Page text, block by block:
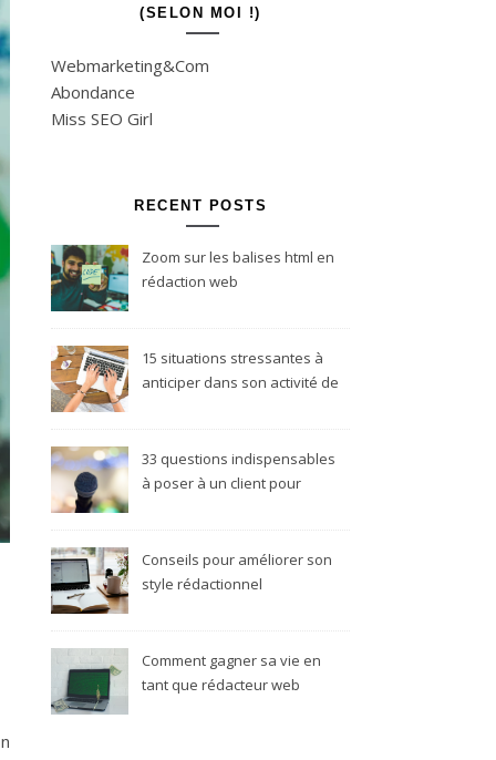
(SELON MOI !)
Webmarketing&Com
Abondance
Miss SEO Girl
RECENT POSTS
Zoom sur les balises html en
rédaction web
15 situations stressantes à
anticiper dans son activité de
33 questions indispensables
à poser à un client pour
Conseils pour améliorer son
style rédactionnel
Comment gagner sa vie en
tant que rédacteur web